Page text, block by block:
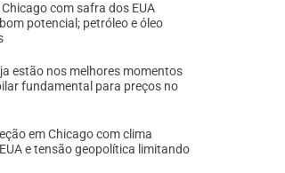
com safra dos EUA
potencial; petróleo e óleo
estão nos melhores momentos
fundamental para preços no
em Chicago com clima
e tensão geopolítica limitando